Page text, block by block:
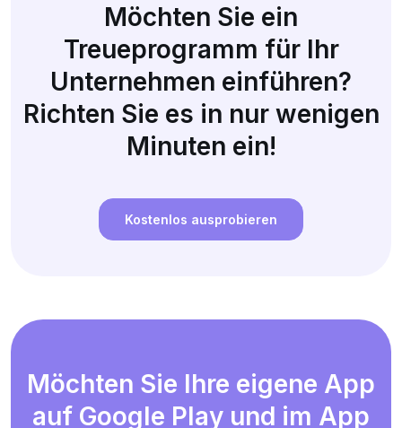
Möchten Sie ein
Treueprogramm für Ihr
Unternehmen einführen?
Richten Sie es in nur wenigen
Minuten ein!
Kostenlos ausprobieren
Möchten Sie Ihre eigene App
auf Google Play und im App